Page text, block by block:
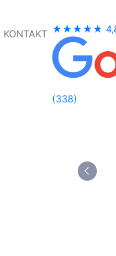
KONTAKT ★★★★★
(338)